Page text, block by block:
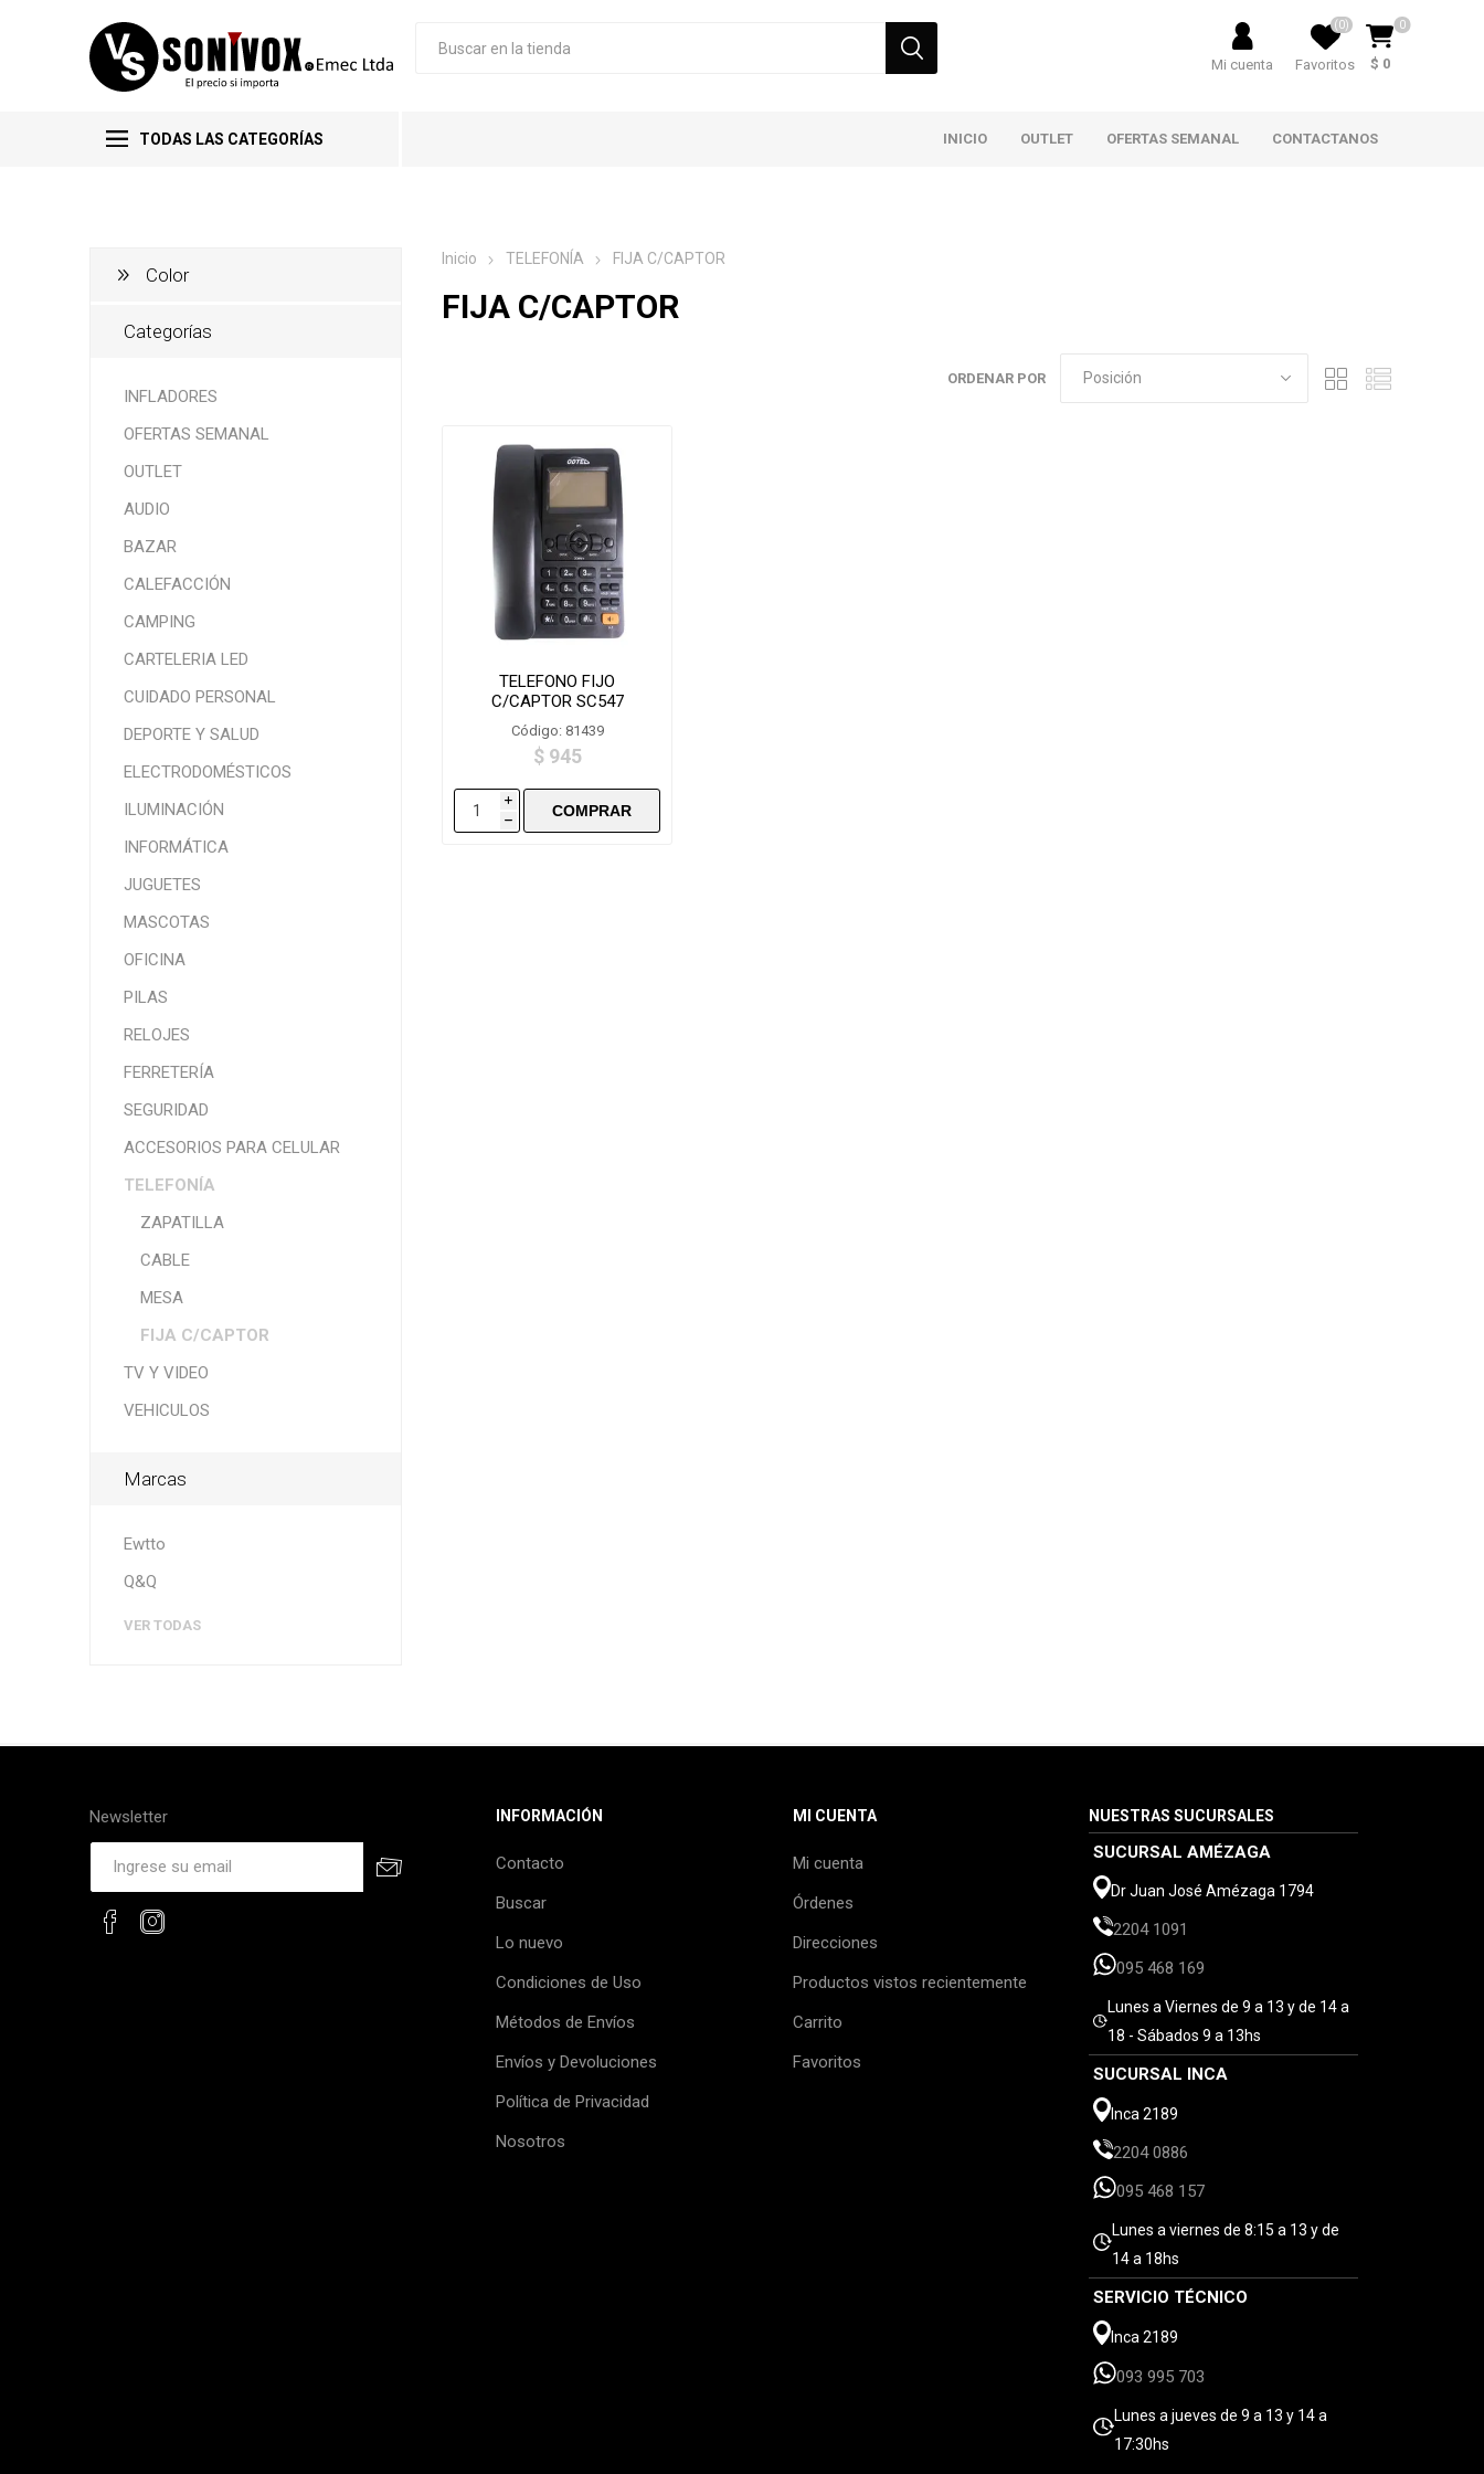
Mi cuenta Favoritos
(0) 0
$ 0
TODAS LAS CATEGORÍAS INICIO OUTLET OFERTAS SEMANAL CONTACTANOS
Inicio TELEFONÍA FIJA C/CAPTOR
FIJA C/CAPTOR
ORDENAR POR
TELEFONO FIJO
C/CAPTOR SC547
Código: 81439
$ 945
i
h
Color
Categorías
INFLADORES
OFERTAS SEMANAL
OUTLET
AUDIO
BAZAR
CALEFACCIÓN
CAMPING
CARTELERIA LED
CUIDADO PERSONAL
DEPORTE Y SALUD
ELECTRODOMÉSTICOS
ILUMINACIÓN
INFORMÁTICA
JUGUETES
MASCOTAS
OFICINA
PILAS
RELOJES
FERRETERÍA
SEGURIDAD
ACCESORIOS PARA CELULAR
TELEFONÍA
ZAPATILLA
CABLE
MESA
FIJA C/CAPTOR
TV Y VIDEO
VEHICULOS
Marcas
Ewtto
Q&Q
VER TODAS
Newsletter INFORMACIÓN
Contacto
Buscar
Lo nuevo
Condiciones de Uso
Métodos de Envíos
Envíos y Devoluciones
Política de Privacidad
Nosotros
MI CUENTA
Mi cuenta
Órdenes
Direcciones
Productos vistos recientemente
Carrito
Favoritos
NUESTRAS SUCURSALES
SUCURSAL AMÉZAGA
Dr Juan José Amézaga 1794
2204 1091
095 468 169
Lunes a Viernes de 9 a 13 y de 14 a
18 - Sábados 9 a 13hs
SUCURSAL INCA
Inca 2189
2204 0886
095 468 157
Lunes a viernes de 8:15 a 13 y de
14 a 18hs
SERVICIO TÉCNICO
Inca 2189
093 995 703
Lunes a jueves de 9 a 13 y 14 a
17:30hs